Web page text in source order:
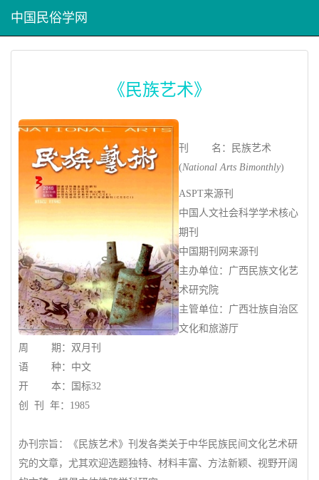
中国民俗学网
《民族艺术》
刊 名：民族艺术
(National Arts Bimonthly)
ASPT来源刊
中国人文社会科学学术核心
期刊
中国期刊网来源刊
主办单位：广西民族文化艺
术研究院
主管单位：广西壮族自治区
文化和旅游厅
周 期：双月刊
语 种：中文
开 本：国标32
创 刊 年：1985
办刊宗旨：《民族艺术》刊发各类关于中华民族民间文化艺术研
究的文章，尤其欢迎选题独特、材料丰富、方法新颖、视野开阔